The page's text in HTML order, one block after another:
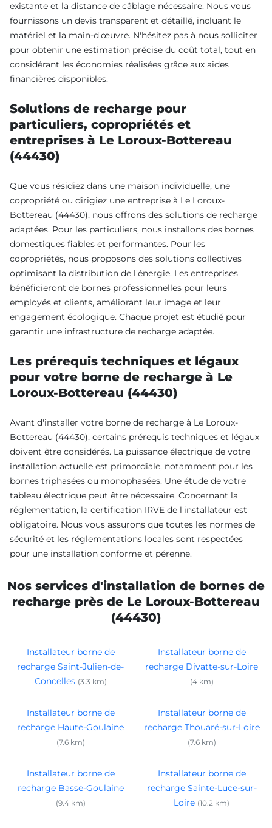
existante et la distance de câblage nécessaire. Nous vous
fournissons un devis transparent et détaillé, incluant le
matériel et la main-d'œuvre. N'hésitez pas à nous solliciter
pour obtenir une estimation précise du coût total, tout en
considérant les économies réalisées grâce aux aides
financières disponibles.
Solutions de recharge pour
particuliers, copropriétés et
entreprises à Le Loroux-Bottereau
(44430)
Que vous résidiez dans une maison individuelle, une
copropriété ou dirigiez une entreprise à Le Loroux-
Bottereau (44430), nous offrons des solutions de recharge
adaptées. Pour les particuliers, nous installons des bornes
domestiques fiables et performantes. Pour les
copropriétés, nous proposons des solutions collectives
optimisant la distribution de l'énergie. Les entreprises
bénéficieront de bornes professionnelles pour leurs
employés et clients, améliorant leur image et leur
engagement écologique. Chaque projet est étudié pour
garantir une infrastructure de recharge adaptée.
Les prérequis techniques et légaux
pour votre borne de recharge à Le
Loroux-Bottereau (44430)
Avant d'installer votre borne de recharge à Le Loroux-
Bottereau (44430), certains prérequis techniques et légaux
doivent être considérés. La puissance électrique de votre
installation actuelle est primordiale, notamment pour les
bornes triphasées ou monophasées. Une étude de votre
tableau électrique peut être nécessaire. Concernant la
réglementation, la certification IRVE de l'installateur est
obligatoire. Nous vous assurons que toutes les normes de
sécurité et les réglementations locales sont respectées
pour une installation conforme et pérenne.
Nos services d'installation de bornes de
recharge près de Le Loroux-Bottereau
(44430)
Installateur borne de
recharge Saint-Julien-de-
Concelles (3.3 km)
Installateur borne de
recharge Divatte-sur-Loire
(4 km)
Installateur borne de
recharge Haute-Goulaine
(7.6 km)
Installateur borne de
recharge Thouaré-sur-Loire
(7.6 km)
Installateur borne de
recharge Basse-Goulaine
(9.4 km)
Installateur borne de
recharge Sainte-Luce-sur-
Loire (10.2 km)